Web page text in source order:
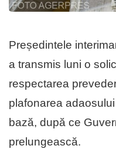
Președintele
a transmis luni o
respectarea
plafonarea
bază, după ce
prelungească.